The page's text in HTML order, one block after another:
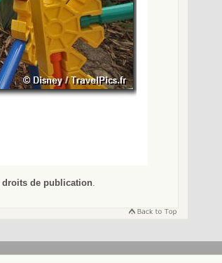
droits de publication.